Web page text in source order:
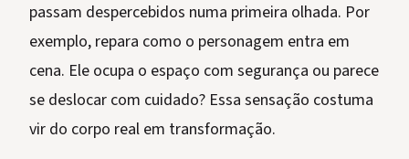
passam despercebidos numa primeira olhada. Por
exemplo, repara como o personagem entra em
cena. Ele ocupa o espaço com segurança ou parece
se deslocar com cuidado? Essa sensação costuma
vir do corpo real em transformação.